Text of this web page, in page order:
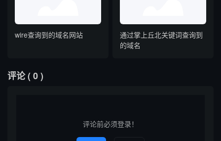
wire查询到的域名网站
通过掌上丘北关键词查询到
的域名
评论( 0 )
评论前必须登录！